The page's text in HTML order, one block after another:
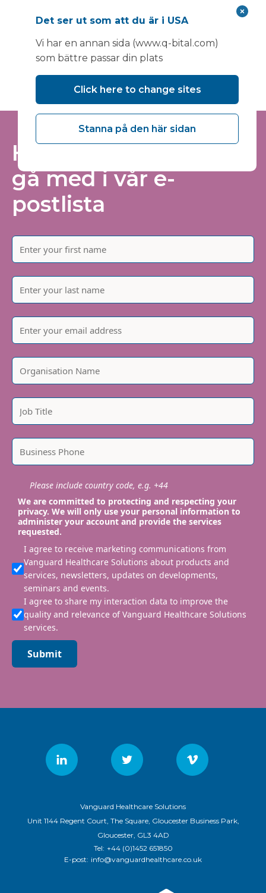
improve the quality and relevance of
Submit
Håll dig informerad -
gå med i vår e-
postlista
Please include country code, e.g. +44
We are committed to protecting and respecting your
privacy. We will only use your personal information to
administer your account and provide the services
requested.
I agree to receive marketing communications from
Vanguard Healthcare Solutions about products and
services, newsletters, updates on developments,
seminars and events.
I agree to share my interaction data to improve the
quality and relevance of Vanguard Healthcare Solutions
services.
Submit
Vanguard Healthcare Solutions
Unit 1144 Regent Court, The Square, Gloucester Business Park,
Gloucester, GL3 4AD
Tel: +44 (0)1452 651850
E-post: info@vanguardhealthcare.co.uk
Det ser ut som att du är i USA
Vi har en annan sida (www.q-bital.com)
som bättre passar din plats
Click here to change sites
Stanna på den här sidan